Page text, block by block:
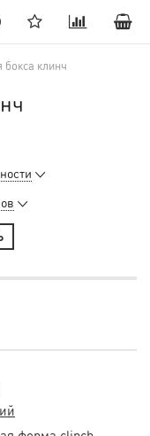
бокса клинч